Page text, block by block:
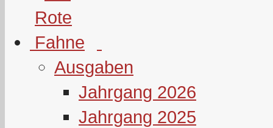
Ausgaben
Jahrgang 2026
Jahrgang 2025